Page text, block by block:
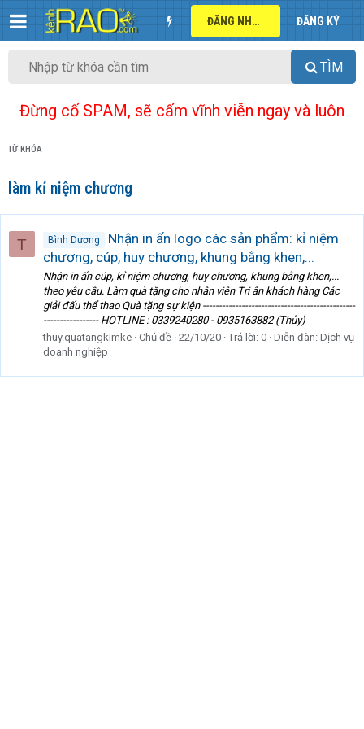
ĐĂNG NHẬP ĐĂNG KÝ
TÌM
Đừng cố SPAM, sẽ cấm vĩnh viễn ngay và luôn
TỪ KHÓA
làm kỉ niệm chương
T Bình Dương
Nhận in ấn logo các sản phẩm: kỉ niệm
chương, cúp, huy chương, khung bằng khen,...
Nhận in ấn cúp, kỉ niệm chương, huy chương, khung bằng khen,...
theo yêu cầu. Làm quà tặng cho nhân viên Tri ân khách hàng Các
giải đấu thể thao Quà tặng sự kiện -----------------------------------------------
----------------- HOTLINE : 0339240280 - 0935163882 (Thủy)
thuy.quatangkimke Chủ đề 22/10/20 Trả lời: 0 Diễn đàn: Dịch vụ
doanh nghiệp